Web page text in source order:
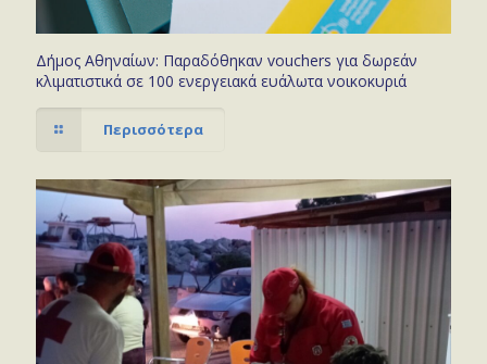
Δήμος Αθηναίων: Παραδόθηκαν vouchers για δωρεάν
κλιματιστικά σε 100 ενεργειακά ευάλωτα νοικοκυριά
Περισσότερα